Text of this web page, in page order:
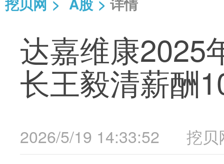
达嘉维康2025
长王毅清薪酬
2026/5/19 14:33:52 挖贝